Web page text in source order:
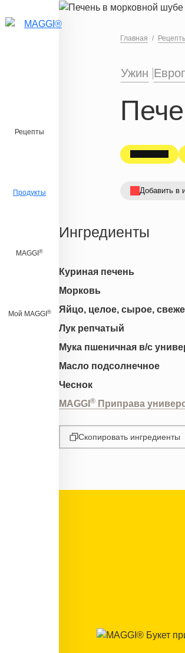
Перейти к основному содержанию
Рецепты
Продукты
MAGGI ®
Мой MAGGI ®
Главная
Ужин
Добавить в
Ингредиенты
Куриная печень
Морковь
Яйцо, целое, сырое,
Лук репчатый
Мука пшеничная в/с
Масло подсолнечное
Чеснок
MAGGI ® Приправа
Скопировать ингредиенты